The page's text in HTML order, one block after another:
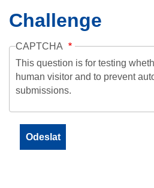
Challenge
CAPTCHA
This question is for testing
human visitor and to prevent
submissions.